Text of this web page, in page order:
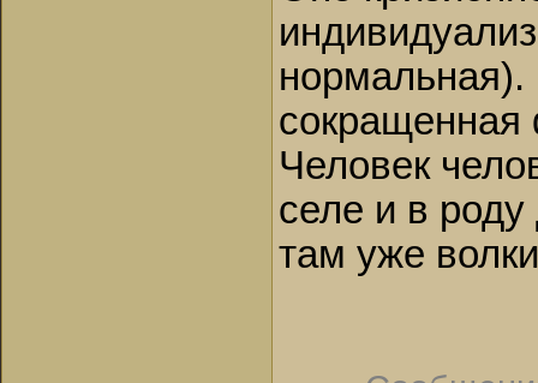
нормальная).
сокращенная
Человек
селе и в роду
там уже